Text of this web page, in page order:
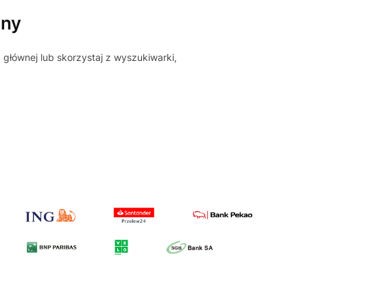
lub skorzystaj z wyszukiwarki,